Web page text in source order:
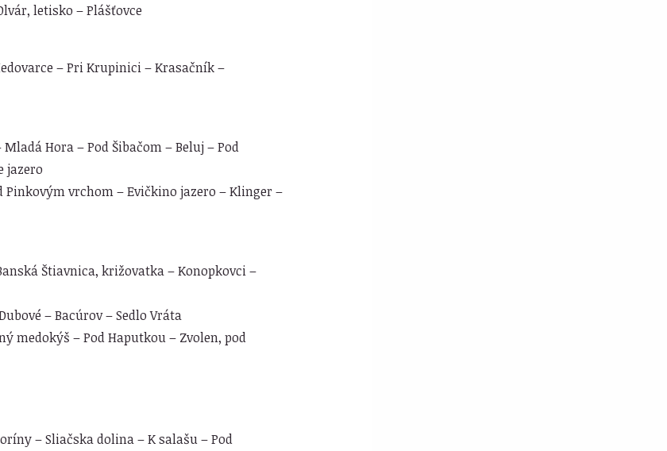
letisko – Plášťovce
– Pri Krupinici – Krasačník –
Hora – Pod Šibačom – Beluj – Pod
jazero
Pinkovým vrchom – Evičkino jazero – Klinger –
Štiavnica, križovatka – Konopkovci –
– Bacúrov – Sedlo Vráta
medokýš – Pod Haputkou – Zvolen, pod
– Sliačska dolina – K salašu – Pod